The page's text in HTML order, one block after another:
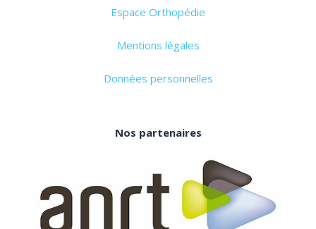
Espace Orthopédie
Mentions légales
Données personnelles
Nos partenaires